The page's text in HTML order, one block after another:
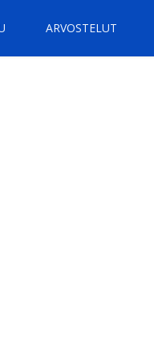
ARVOSTELUT